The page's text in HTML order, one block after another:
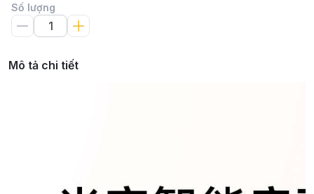
Số lượng
Mô tả chi tiết